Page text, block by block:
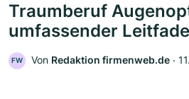
Traumberuf
umfassender
FW Von Redaktion firmenweb.de ‧